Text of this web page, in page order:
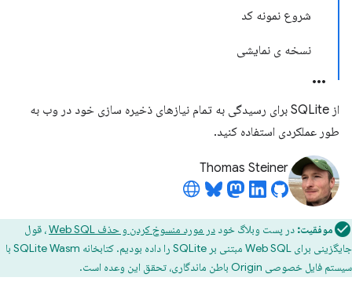
شروع نمونه کد
نسخه ی نمایشی
از SQLite برای رسیدگی به تمام نیازهای ذخیره سازی خود در وب به
طور عملکردی استفاده کنید.
Thomas Steiner
موفقیت: در پست وبلاگ خود در مورد منسوخ کردن و حذف Web SQL
، قول
جایگزینی برای Web SQL مبتنی بر SQLite را داده بودیم. کتابخانه SQLite Wasm با
سیستم فایل خصوصی Origin باطن ماندگاری، تحقق این وعده است.